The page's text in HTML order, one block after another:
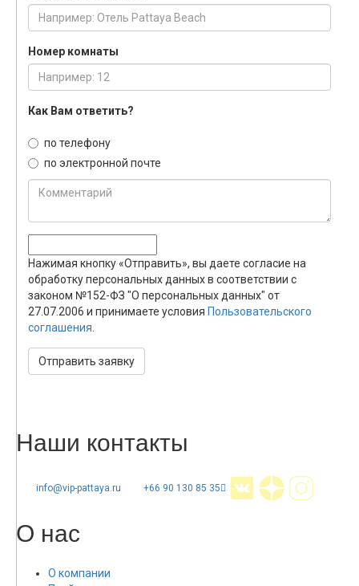
Номер комнаты
Как Вам ответить?
по телефону
по электронной почте
Нажимая кнопку «Отправить», вы даете согласие на
обработку персональных данных в соответствии с
законом №152-ФЗ "О персональных данных" от
27.07.2006 и принимаете условия Пользовательского
соглашения.
Отправить заявку
Наши контакты
info@vip-pattaya.ru +66 90 130 85 35
О нас
О компании